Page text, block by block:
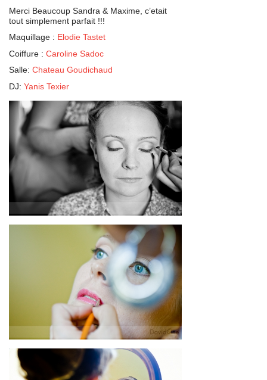
Merci Beaucoup Sandra & Maxime, c’etait
tout simplement parfait !!!
Maquillage : Elodie Tastet
Coiffure : Caroline Sadoc
Salle: Chateau Goudichaud
DJ: Yanis Texier